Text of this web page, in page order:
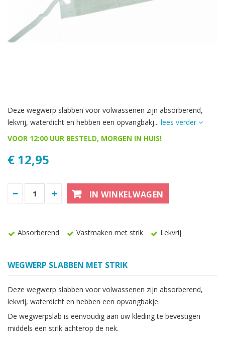
Deze wegwerp slabben voor volwassenen zijn absorberend,
lekvrij, waterdicht en hebben een opvangbakj... lees verder
VOOR 12:00 UUR BESTELD, MORGEN IN HUIS!
€ 12,95
IN WINKELWAGEN
Absorberend Vastmaken met strik Lekvrij
WEGWERP SLABBEN MET STRIK
Deze wegwerp slabben voor volwassenen zijn absorberend,
lekvrij, waterdicht en hebben een opvangbakje.
De wegwerpslab is eenvoudig aan uw kleding te bevestigen
middels een strik achterop de nek.